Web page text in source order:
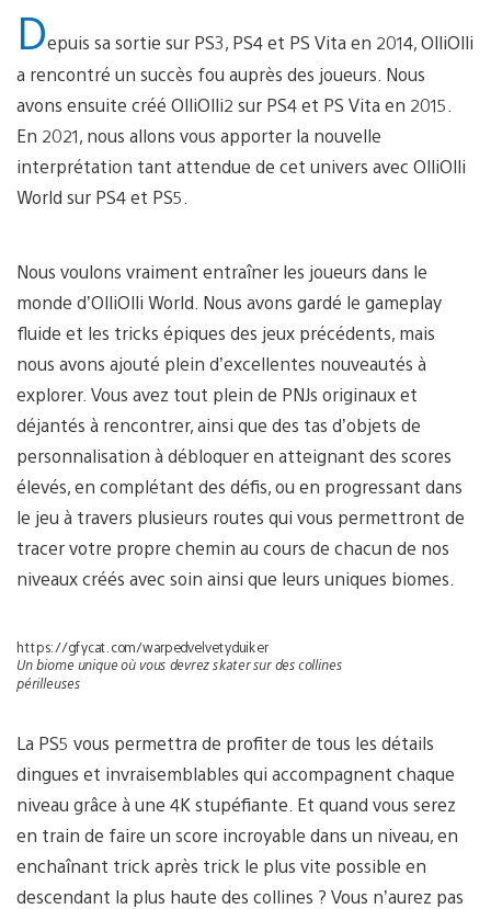
Depuis sa sortie sur PS3, PS4 et PS Vita en 2014, OlliOlli
a rencontré un succès fou auprès des joueurs. Nous
avons ensuite créé OlliOlli2 sur PS4 et PS Vita en 2015.
En 2021, nous allons vous apporter la nouvelle
interprétation tant attendue de cet univers avec OlliOlli
World sur PS4 et PS5.
Nous voulons vraiment entraîner les joueurs dans le
monde d’OlliOlli World. Nous avons gardé le gameplay
fluide et les tricks épiques des jeux précédents, mais
nous avons ajouté plein d’excellentes nouveautés à
explorer. Vous avez tout plein de PNJs originaux et
déjantés à rencontrer, ainsi que des tas d’objets de
personnalisation à débloquer en atteignant des scores
élevés, en complétant des défis, ou en progressant dans
le jeu à travers plusieurs routes qui vous permettront de
tracer votre propre chemin au cours de chacun de nos
niveaux créés avec soin ainsi que leurs uniques biomes.
https://gfycat.com/warpedvelvetyduiker
Un biome unique où vous devrez skater sur des collines
périlleuses
La PS5 vous permettra de profiter de tous les détails
dingues et invraisemblables qui accompagnent chaque
niveau grâce à une 4K stupéfiante. Et quand vous serez
en train de faire un score incroyable dans un niveau, en
enchaînant trick après trick le plus vite possible en
descendant la plus haute des collines ? Vous n’aurez pas